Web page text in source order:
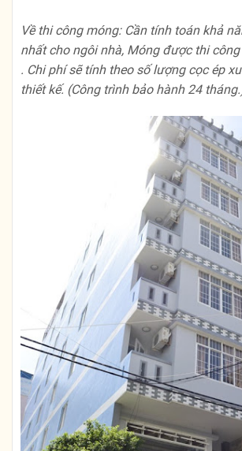
Về thi công móng: Cần tính toán khả
nhất cho ngôi nhà, Móng được thi
. Chi phí sẽ tính theo số lượng cọc ép
thiết kế. (Công trình bảo hành 24